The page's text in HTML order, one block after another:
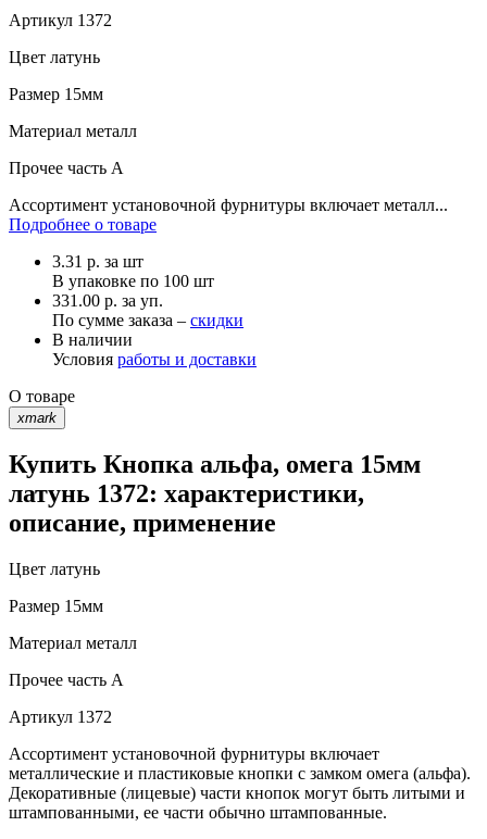
Артикул 1372
Цвет латунь
Размер 15мм
Материал металл
Прочее часть A
Ассортимент установочной фурнитуры включает металл...
Подробнее о товаре
3.31 р. за шт
В упаковке по 100 шт
331.00 р. за уп.
По сумме заказа – скидки
В наличии
Условия работы и доставки
О товаре
xmark
Купить Кнопка альфа, омега 15мм
латунь 1372: характеристики,
описание, применение
Цвет латунь
Размер 15мм
Материал металл
Прочее часть A
Артикул 1372
Ассортимент установочной фурнитуры включает
металлические и пластиковые кнопки с замком омега (альфа).
Декоративные (лицевые) части кнопок могут быть литыми и
штампованными, ее части обычно штампованные.